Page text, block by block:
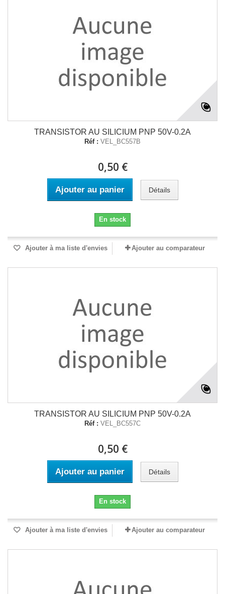
TRANSISTOR AU SILICIUM PNP 50V-0.2A
Réf : VEL_BC557B
0,50 €
Ajouter au panier Détails
En stock
Ajouter à ma liste d'envies Ajouter au comparateur
TRANSISTOR AU SILICIUM PNP 50V-0.2A
Réf : VEL_BC557C
0,50 €
Ajouter au panier Détails
En stock
Ajouter à ma liste d'envies Ajouter au comparateur